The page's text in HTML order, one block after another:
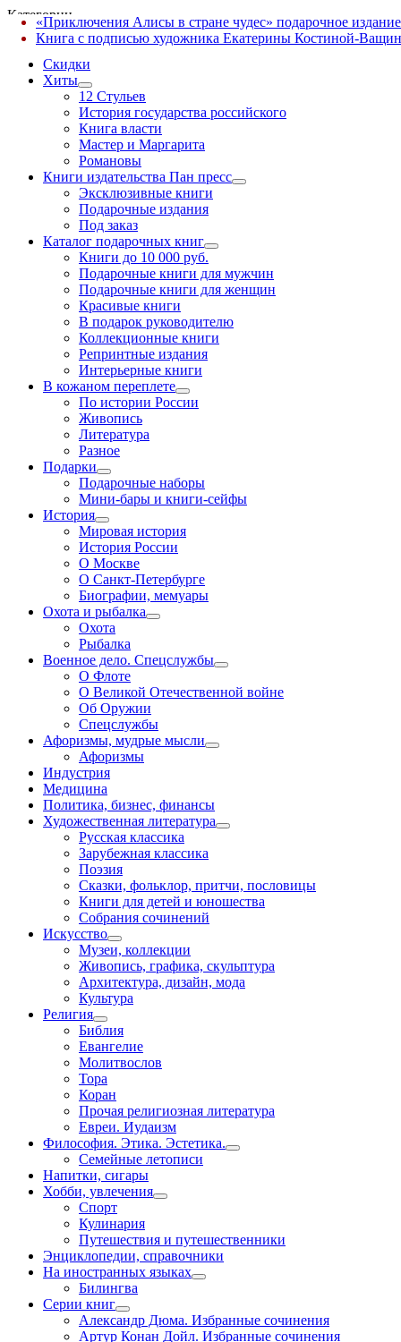
Категории
Скидки
Хиты
12 Стульев
История государства российского
Книга власти
Мастер и Маргарита
Романовы
Книги издательства Пан пресс
Эксклюзивные книги
Подарочные издания
Под заказ
Каталог подарочных книг
Книги до 10 000 руб.
Подарочные книги для мужчин
Подарочные книги для женщин
Красивые книги
В подарок руководителю
Коллекционные книги
Репринтные издания
Интерьерные книги
В кожаном переплете
По истории России
Живопись
Литература
Разное
Подарки
Подарочные наборы
Мини-бары и книги-сейфы
История
Мировая история
История России
О Москве
О Санкт-Петербурге
Биографии, мемуары
Охота и рыбалка
Охота
Рыбалка
Военное дело. Спецслужбы
О Флоте
О Великой Отечественной войне
Об Оружии
Спецслужбы
Афоризмы, мудрые мысли
Афоризмы
Индустрия
Медицина
Политика, бизнес, финансы
Художественная литература
Русская классика
Зарубежная классика
Поэзия
Сказки, фольклор, притчи, пословицы
Книги для детей и юношества
Собрания сочинений
Искусство
Музеи, коллекции
Живопись, графика, скульптура
Архитектура, дизайн, мода
Культура
Религия
Библия
Евангелие
Молитвослов
Тора
Коран
Прочая религиозная литература
Евреи. Иудаизм
Философия. Этика. Эстетика.
Семейные летописи
Напитки, сигары
Хобби, увлечения
Спорт
Кулинария
Путешествия и путешественники
Энциклопедии, справочники
На иностранных языках
Билингва
Серии книг
Александр Дюма. Избранные сочинения
Артур Конан Дойл. Избранные сочинения
«Приключения Алисы в стране чудес» подарочное издание
Книга с подписью художника Екатерины Костиной-